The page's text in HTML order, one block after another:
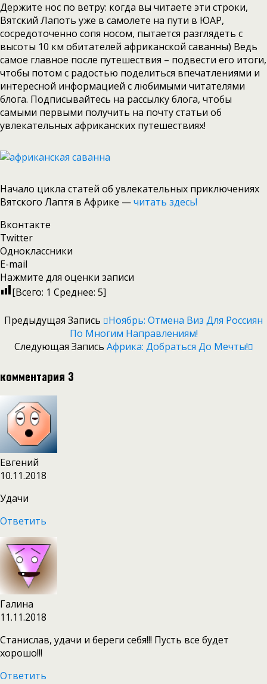
Держите нос по ветру: когда вы читаете эти строки,
Вятский Лапоть уже в самолете на пути в ЮАР,
сосредоточенно сопя носом, пытается разглядеть с
высоты 10 км обитателей африканской саванны) Ведь
самое главное после путешествия – подвести его итоги,
чтобы потом с радостью поделиться впечатлениями и
интересной информацией с любимыми читателями
блога. Подписывайтесь на рассылку блога, чтобы
самыми первыми получить на почту статьи об
увлекательных африканских путешествиях!
Начало цикла статей об увлекательных приключениях
Вятского Лаптя в Африке —читать здесь!
Вконтакте
Twitter
Одноклассники
E-mail
Нажмите для оценки записи
[Всего: 1 Среднее: 5]
Предыдущая Запись
Ноябрь: Отмена Виз Для Россиян
По Многим Направлениям!
Следующая Запись Африка: Добраться До Мечты!
комментария 3
Евгений
10.11.2018
Удачи
Ответить
Галина
11.11.2018
Станислав, удачи и береги себя!!! Пусть все будет
хорошо!!!
Ответить